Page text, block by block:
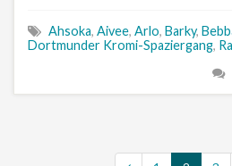
Ahsoka, Aivee, Arlo, Barky,
Dortmunder Kromi-Spaziergang,